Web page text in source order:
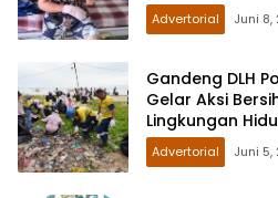
Advertorial Juni 8,
Gandeng DLH
Gelar Aksi
Lingkungan
Advertorial Juni 5,